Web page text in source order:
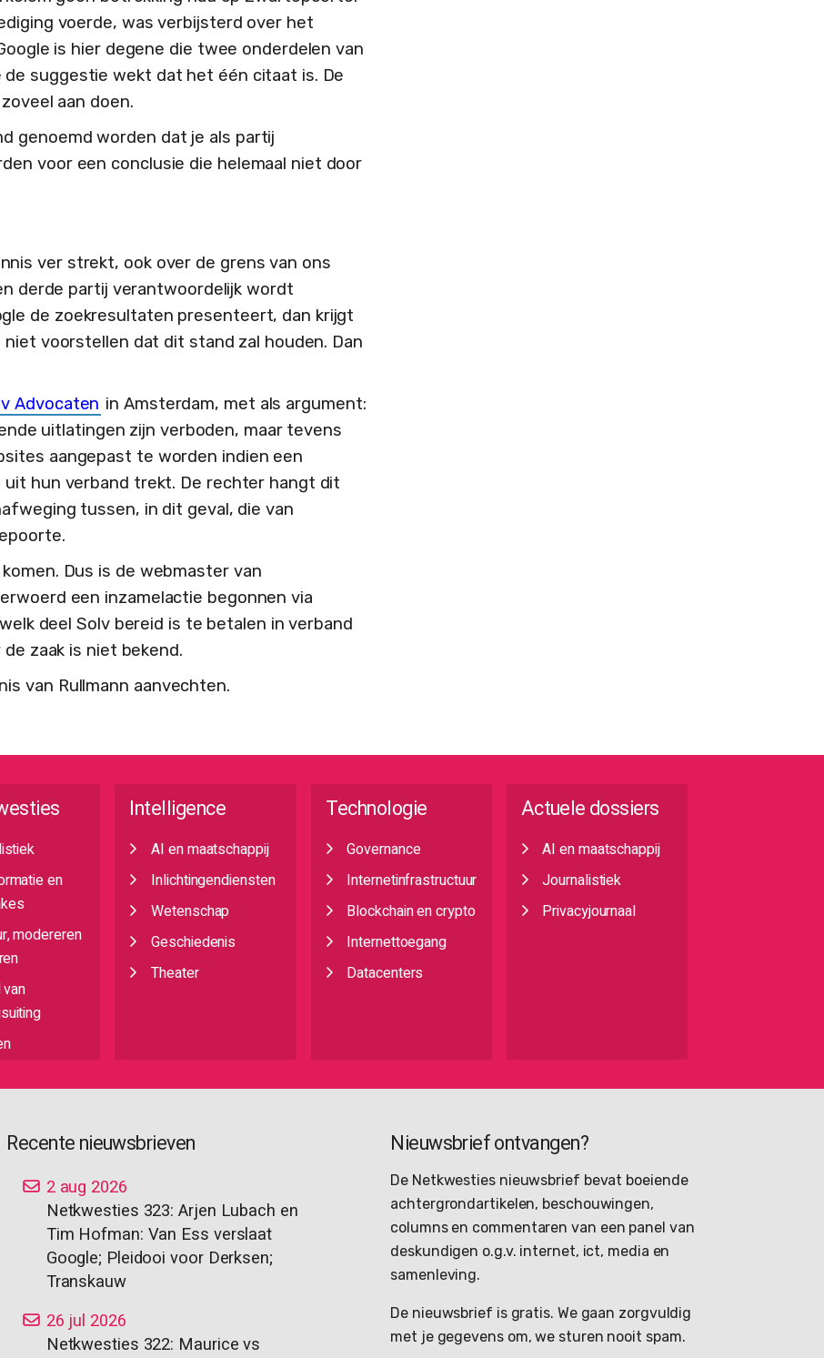
voerde, was verbijsterd over het
is hier degene die twee onderdelen van
suggestie wekt dat het één citaat is. De
aan doen.
genoemd worden dat je als partij
voor een conclusie die helemaal niet door
ver strekt, ook over de grens van ons
derde partij verantwoordelijk wordt
de zoekresultaten presenteert, dan krijgt
voorstellen dat dit stand zal houden. Dan
Advocaten in Amsterdam, met als argument:
uitlatingen zijn verboden, maar tevens
aangepast te worden indien een
uit hun verband trekt. De rechter hangt dit
tussen, in dit geval, die van
Dus is de webmaster van
een inzamelactie begonnen via
deel Solv bereid is te betalen in verband
zaak is niet bekend.
van Rullmann aanvechten.
en
modereren
Intelligence
AI en maatschappij
Inlichtingendiensten
Wetenschap
Geschiedenis
Theater
Technologie
Governance
Internetinfrastructuur
Blockchain en crypto
Internettoegang
Datacenters
Actuele dossiers
AI en maatschappij
Journalistiek
Privacyjournaal
Recente nieuwsbrieven
2 aug 2026
Netkwesties 323: Arjen Lubach en
Tim Hofman: Van Ess verslaat
Google; Pleidooi voor Derksen;
Transkauw
26 jul 2026
Netkwesties 322: Maurice vs
Nieuwsbrief ontvangen?
De Netkwesties nieuwsbrief bevat boeiende
achtergrondartikelen, beschouwingen,
columns en commentaren van een panel van
deskundigen o.g.v. internet, ict, media en
samenleving.
De nieuwsbrief is gratis. We gaan zorgvuldig
met je gegevens om, we sturen nooit spam.